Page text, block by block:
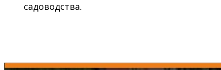
садоводства.